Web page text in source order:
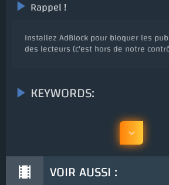
Rappel !
Installez AdBlock pour bloquer les
des lecteurs (c'est hors de notre
KEYWORDS:
VOIR AUSSI :